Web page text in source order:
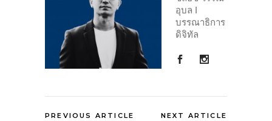
อุบล I
บรรณาธิการ
ดิจิทัล
PREVIOUS ARTICLE NEXT ARTICLE